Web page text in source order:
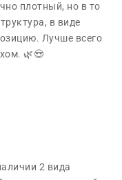
плотный, но в то
в виде
Лучше всего
🌿😍
2 вида